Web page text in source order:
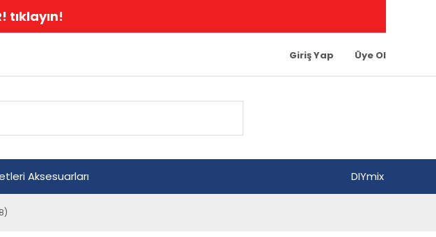
tıklayın!
Giriş Yap Üye Ol
Aksesuarları DIYmix